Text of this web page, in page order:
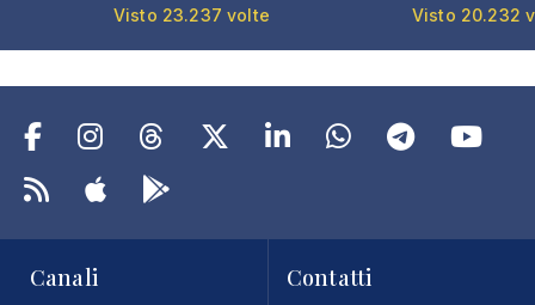
Visto 23.237 volte Visto 20.232
Canali Contatti